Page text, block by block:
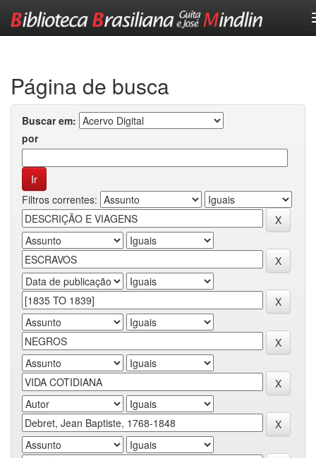
Página de busca
Buscar em:
por
Filtros correntes: